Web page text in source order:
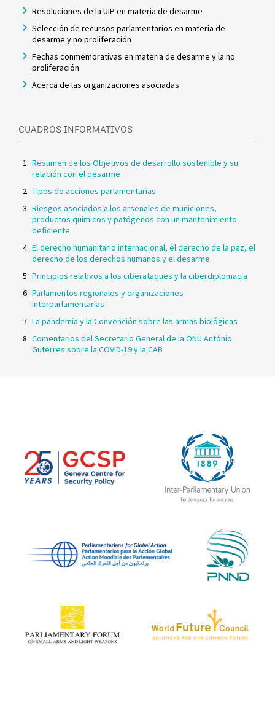
Resoluciones de la UIP en materia de desarme
Selección de recursos parlamentarios en materia de
desarme y no proliferación
Fechas conmemorativas en materia de desarme y la no
proliferación
Acerca de las organizaciones asociadas
CUADROS INFORMATIVOS
Resumen de los Objetivos de desarrollo sostenible y su
relación con el desarme
Tipos de acciones parlamentarias
Riesgos asociados a los arsenales de municiones,
productos químicos y patógenos con un mantenimiento
deficiente
El derecho humanitario internacional, el derecho de la paz, el
derecho de los derechos humanos y el desarme
Principios relativos a los ciberataques y la ciberdiplomacia
Parlamentos regionales y organizaciones
interparlamentarias
La pandemia y la Convención sobre las armas biológicas
Comentarios del Secretario General de la ONU António
Guterres sobre la COVID-19 y la CAB